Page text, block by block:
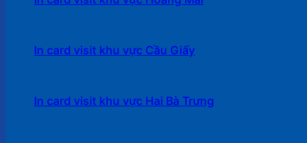
In card visit khu vực Cầu Giấy
In card visit khu vực Hai Bà Trưng